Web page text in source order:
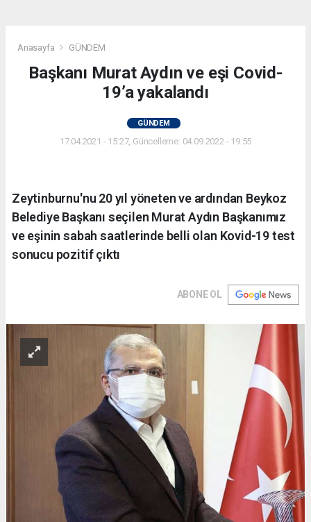
Anasayfa GÜNDEM
Başkanı Murat Aydın ve eşi Covid-
19’a yakalandı
GÜNDEM
17.04.2021 - 15:27, Güncelleme: 04.09.2022 - 19:55
Zeytinburnu'nu 20 yıl yöneten ve ardından Beykoz
Belediye Başkanı seçilen Murat Aydın Başkanımız
ve eşinin sabah saatlerinde belli olan Kovid-19 test
sonucu pozitif çıktı
ABONE OL